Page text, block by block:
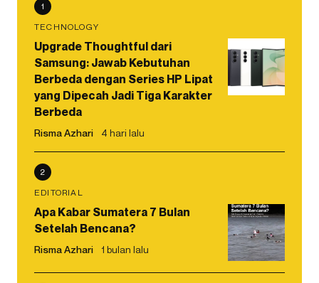
1
TECHNOLOGY
Upgrade Thoughtful dari
Samsung: Jawab Kebutuhan
Berbeda dengan Series HP Lipat
yang Dipecah Jadi Tiga Karakter
Berbeda
Risma Azhari 4 hari lalu
2
EDITORIAL
Apa Kabar Sumatera 7 Bulan
Setelah Bencana?
Risma Azhari 1 bulan lalu